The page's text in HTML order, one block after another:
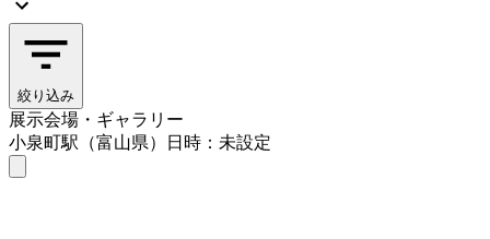
絞り込み
展示会場・ギャラリー
小泉町駅（富山県）
日時：未設定